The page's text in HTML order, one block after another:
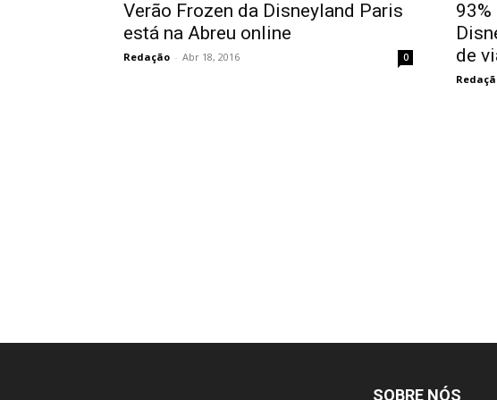
Verão Frozen da Disneyland Paris
está na Abreu online
Redação - Abr 18, 2016 0
de
SOBRE NÓS